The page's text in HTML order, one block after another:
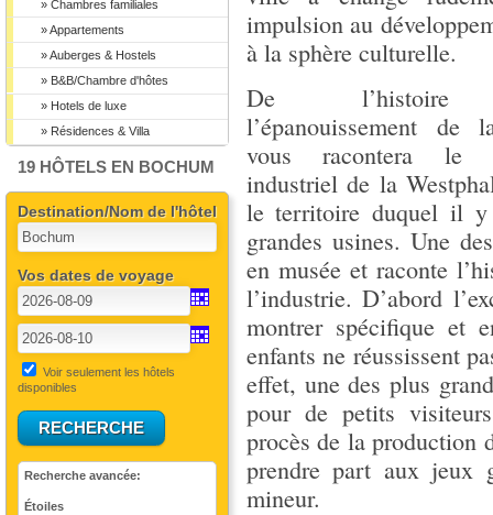
» Chambres familiales
» Appartements
» Auberges & Hostels
» B&B/Chambre d'hôtes
» Hotels de luxe
» Résidences & Villa
19 HÔTELS EN BOCHUM
Destination/Nom de l'hôtel
Vos dates de voyage
Voir seulement les hôtels
disponibles
Recherche avancée:
Étoiles
impulsion au
à la sphère culturelle.
De
l’épanouissement de
vous racontera le
industriel de la
le territoire duquel il
grandes usines. Une
en musée et raconte
l’industrie. D’abord
montrer spécifique et
enfants ne réussissent
effet, une des plus
pour de petits
procès de la production
prendre part aux jeux
mineur.